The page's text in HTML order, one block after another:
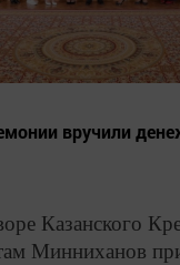
вручили
Казанского
Минниханов